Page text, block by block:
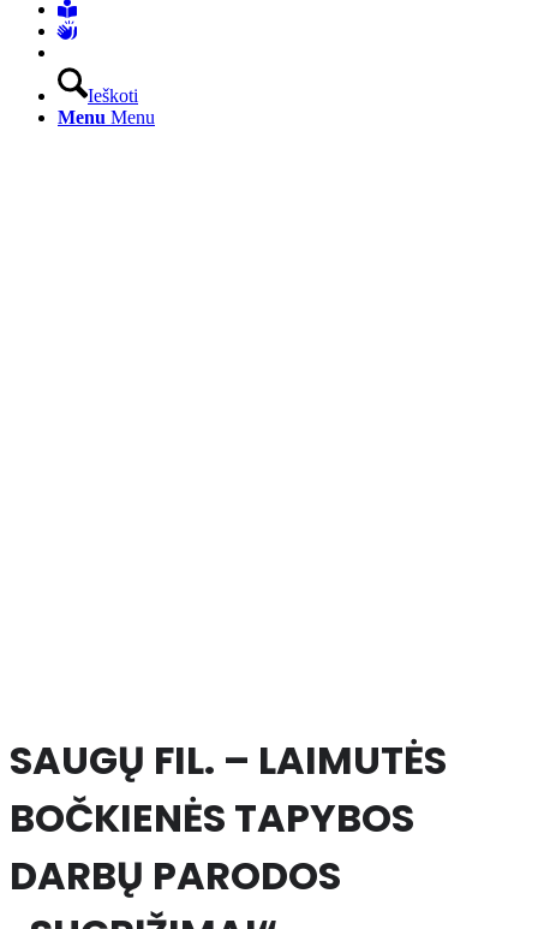
Ieškoti
Menu Menu
SAUGŲ FIL. – LAIMUTĖS
BOČKIENĖS TAPYBOS
DARBŲ PARODOS